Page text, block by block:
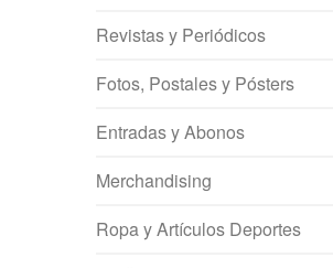
Revistas y Periódicos
Fotos, Postales y Pósters
Entradas y Abonos
Merchandising
Ropa y Artículos Deportes